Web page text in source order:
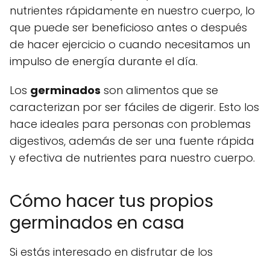
nutrientes rápidamente en nuestro cuerpo, lo
que puede ser beneficioso antes o después
de hacer ejercicio o cuando necesitamos un
impulso de energía durante el día.
Los germinados son alimentos que se
caracterizan por ser fáciles de digerir. Esto los
hace ideales para personas con problemas
digestivos, además de ser una fuente rápida
y efectiva de nutrientes para nuestro cuerpo.
Cómo hacer tus propios
germinados en casa
Si estás interesado en disfrutar de los